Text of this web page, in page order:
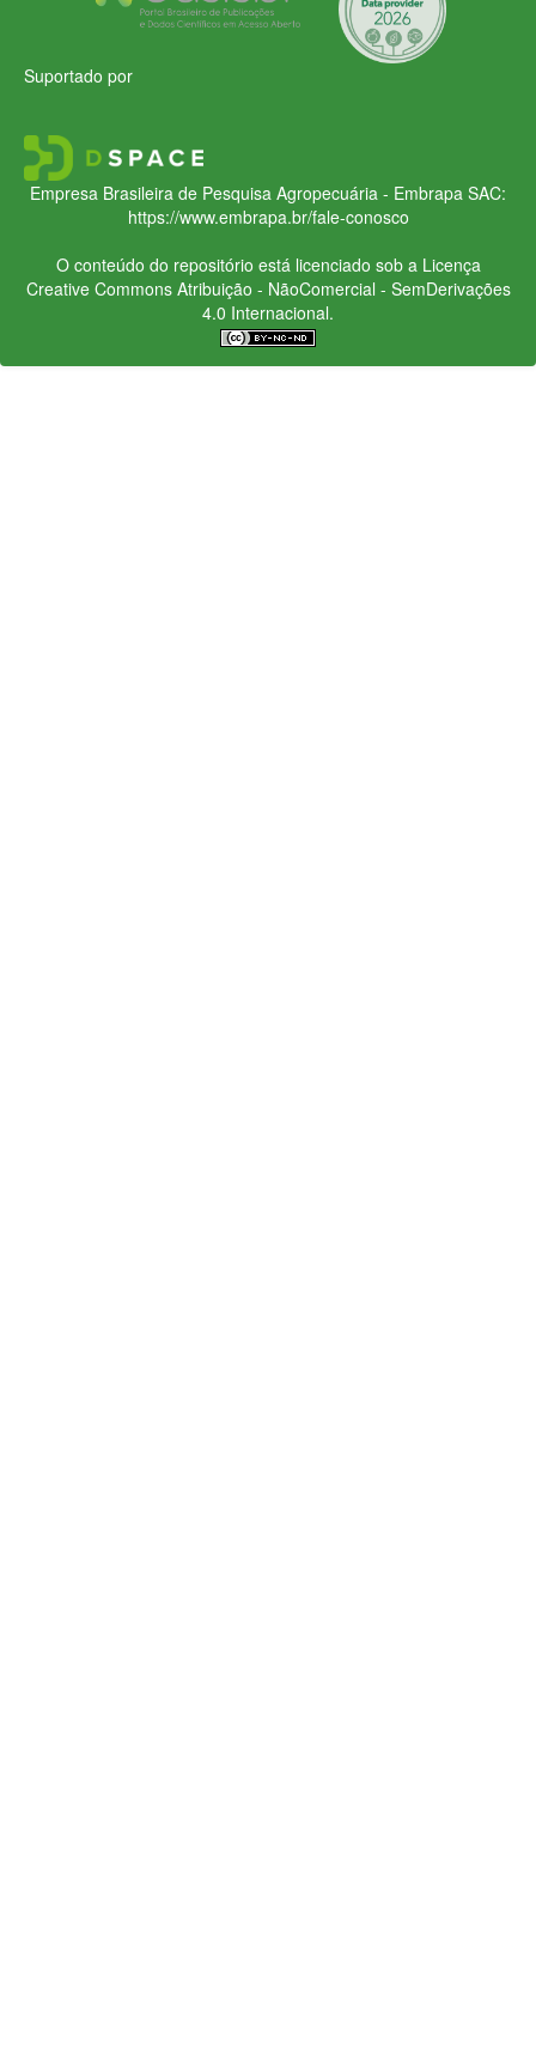
Suportado por
Empresa Brasileira de Pesquisa Agropecuária - Embrapa SAC:
https://www.embrapa.br/fale-conosco
O conteúdo do repositório está licenciado sob a Licença
Creative CommonsAtribuição - NãoComercial - SemDerivações
4.0 Internacional.